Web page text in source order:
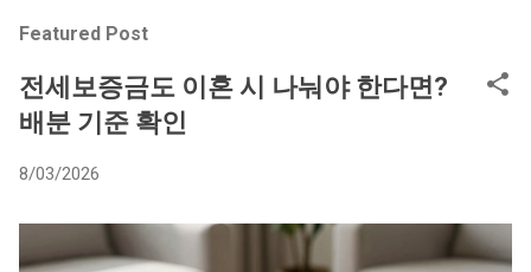
Featured Post
전세보증금도 이혼 시 나눠야 한다면?
배분 기준 확인
8/03/2026